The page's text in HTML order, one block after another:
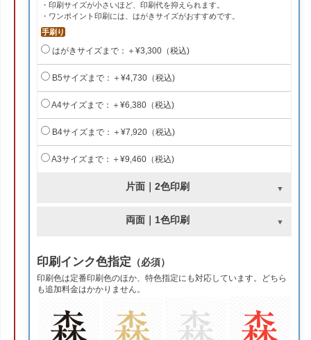
・印刷サイズが小さいほど、印刷代を抑えられます。
・ワンポイント印刷には、はがきサイズがおすすめです。
手刷り
はがきサイズまで：＋¥3,300（税込)
B5サイズまで：＋¥4,730（税込)
A4サイズまで：＋¥6,380（税込)
B4サイズまで：＋¥7,920（税込)
A3サイズまで：＋¥9,460（税込)
片面｜2色印刷
両面｜1色印刷
印刷インク色指定 （必須）
印刷色は定番印刷色のほか、特色指定にも対応しています。どちら
も追加料金はかかりません。